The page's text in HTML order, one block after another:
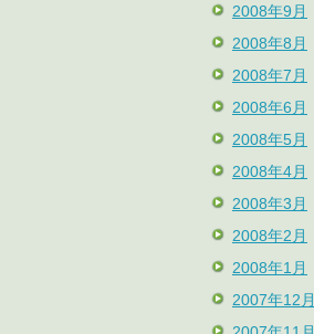
2008年9月
2008年8月
2008年7月
2008年6月
2008年5月
2008年4月
2008年3月
2008年2月
2008年1月
2007年12月